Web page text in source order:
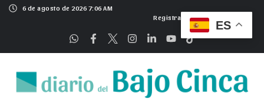
6 de agosto de 2026 7:06 AM
Registrarse
ES